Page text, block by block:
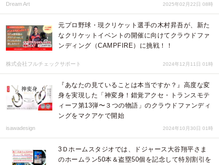
Dream Art 2025年02月22日 08時
元プロ野球・現クリケット選手の木村昇吾が、新た
なクリケットイベントの開催に向けてクラウドファ
ンディング（CAMPFIRE）に挑戦！！
株式会社フルチェックサポート 2024年12月11日 01時
『あなたの見ていることは本当ですか？』高度な変
身を実現した「神変身！錯覚アクセ・トランスモテ
ィーフ第13弾〜３つの物語」のクラウドファンディ
ングをマクアケで開始
isawadesign 2024年10月30日 01時
3Ｄホームスタジオでは、ドジャース大谷翔平さま
のホームラン50本＆盗塁50個を記念して特別割引を